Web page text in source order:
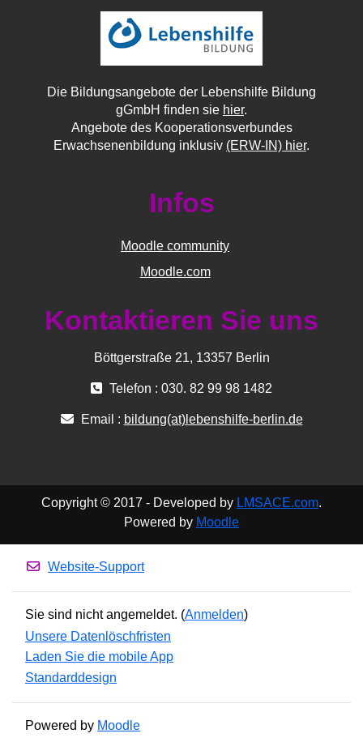
Die Bildungsangebote der Lebenshilfe Bildung
gGmbH finden sie hier.
Angebote des Kooperationsverbundes
Erwachsenenbildung inklusiv (ERW-IN) hier.
Infos
Moodle community
Moodle.com
Kontaktieren Sie uns
Böttgerstraße 21, 13357 Berlin
Telefon : 030. 82 99 98 1482
Email : bildung(at)lebenshilfe-berlin.de
Copyright © 2017 - Developed by LMSACE.com.
Powered by Moodle
Website-Support
Sie sind nicht angemeldet. (Anmelden)
Unsere Datenlöschfristen
Laden Sie die mobile App
Standarddesign
Powered by Moodle